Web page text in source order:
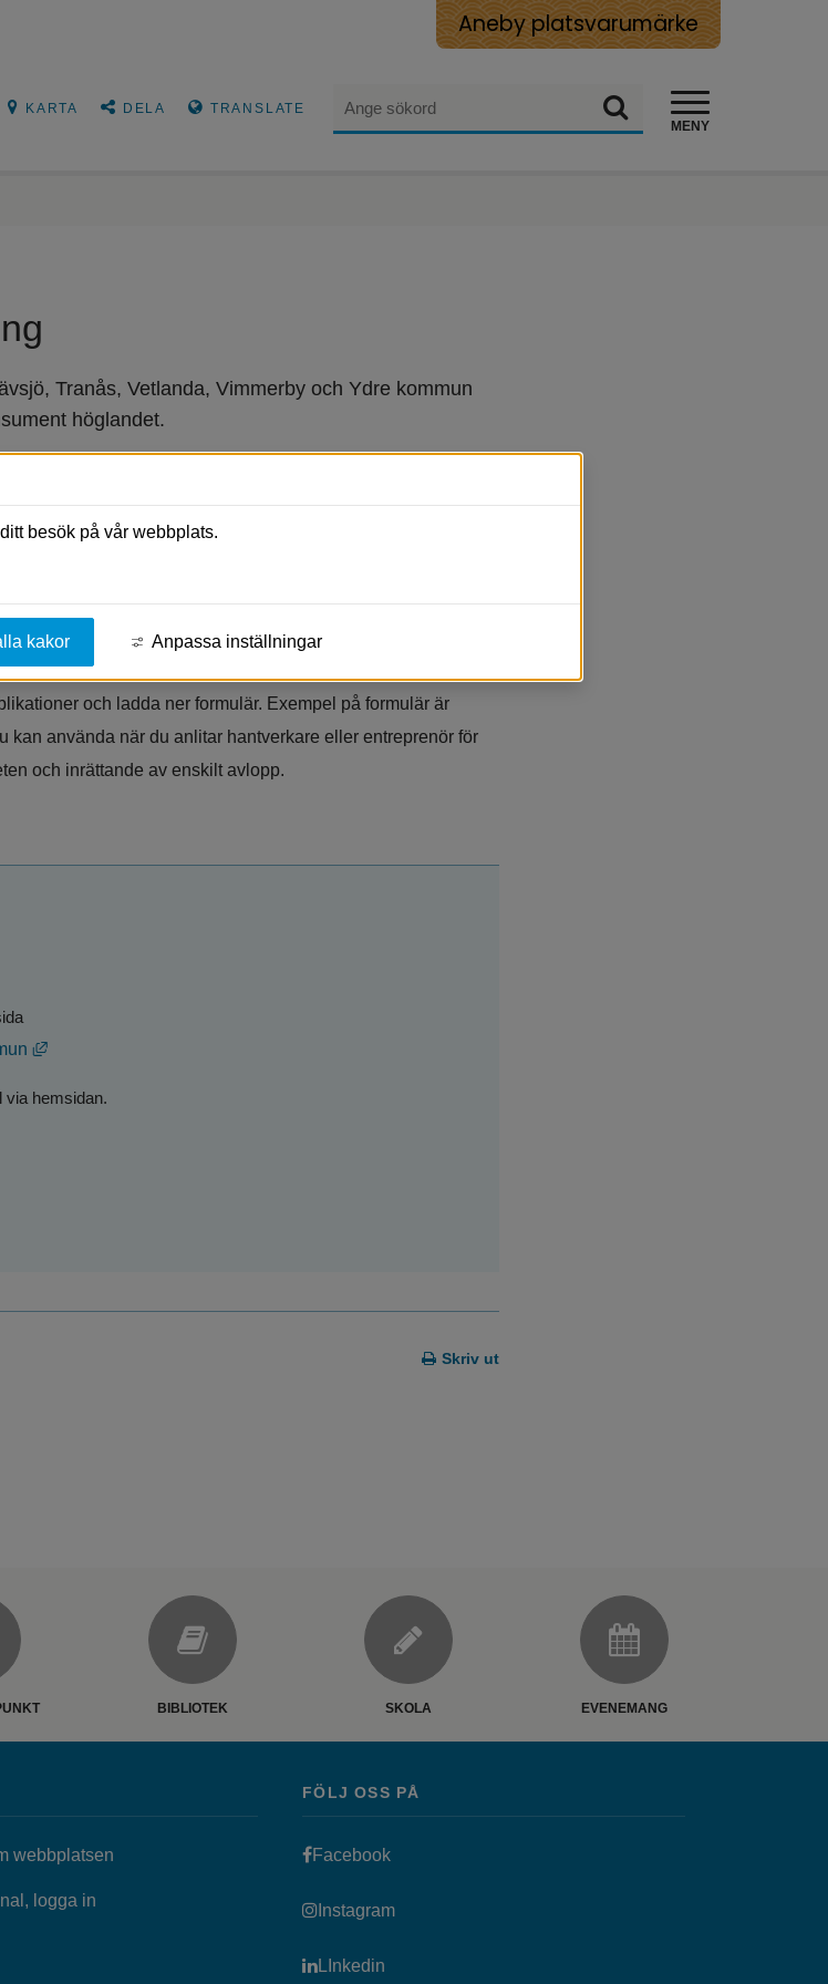
Aneby platsvarumärke
Sök
MENY
KARTA DELA TRANSLATE
Tranås, Vetlanda, Vimmerby och Ydre kommun
höglandet.
rådgivning vid reklamationer och tvister, och ger dig
du har som konsument.
Nässjö kommun
de vanligaste frågorna och nyheter. Där kan du även
och ladda ner formulär. Exempel på formulär är
kan använda när du anlitar hantverkare eller entreprenör för
och inrättande av enskilt avlopp.
webbplats, öppnas i nytt fönster.
Länk till annan webbplats, öppnas i nytt fönster.
via hemsidan.
Skriv ut
BIBLIOTEK SKOLA EVENEMANG
webbplatsen
logga in Länk till annan webbplats, öppnas i nytt fönster.
FÖLJ OSS PÅ
FacebookLänk till annan webbplats, öppnas i nytt fönster.
InstagramLänk till annan webbplats, öppnas i nytt fönster.
LInkedin
besök på vår webbplats.
kakor Anpassa inställningar